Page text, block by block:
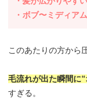
・ボブ〜ミディア
このあたりの方から
毛流れが出た瞬間に
すぎる。